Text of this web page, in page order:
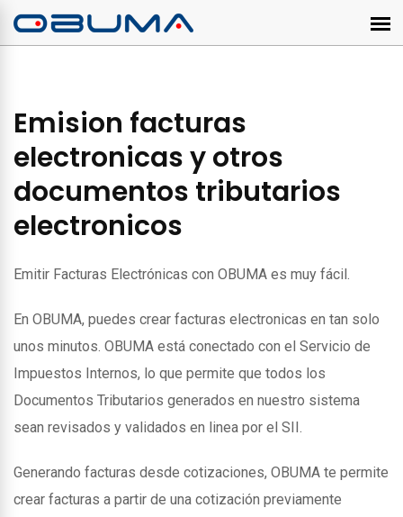
Emision facturas
electronicas y otros
documentos tributarios
electronicos
Emitir Facturas Electrónicas con OBUMA es muy fácil.
En OBUMA, puedes crear facturas electronicas en tan solo
unos minutos. OBUMA está conectado con el Servicio de
Impuestos Internos, lo que permite que todos los
Documentos Tributarios generados en nuestro sistema
sean revisados y validados en linea por el SII.
Generando facturas desde cotizaciones, OBUMA te permite
crear facturas a partir de una cotización previamente